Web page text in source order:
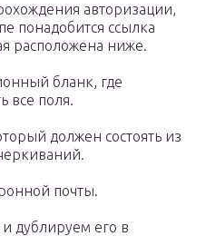
авторизации,
понадобится ссылка
расположена ниже.
бланк, где
все поля.
должен состоять из
почты.
дублируем его в